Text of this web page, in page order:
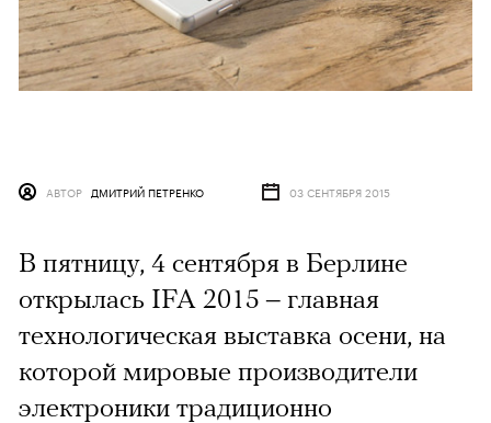
АВТОР ДМИТРИЙ ПЕТРЕНКО 03 СЕНТЯБРЯ 2015
В пятницу, 4 сентября в Берлине
открылась IFA 2015 – главная
технологическая выставка осени, на
которой мировые производители
электроники традиционно